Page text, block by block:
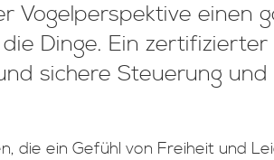
Vogelperspektive einen
Dinge. Ein zertifizierter
sichere Steuerung
die ein Gefühl von Freiheit und